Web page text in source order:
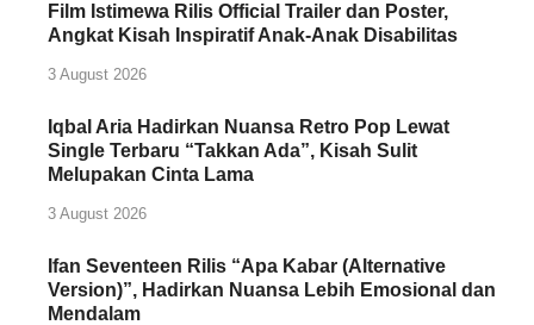
Film Istimewa Rilis Official Trailer dan Poster,
Angkat Kisah Inspiratif Anak-Anak Disabilitas
3 August 2026
Iqbal Aria Hadirkan Nuansa Retro Pop Lewat
Single Terbaru “Takkan Ada”, Kisah Sulit
Melupakan Cinta Lama
3 August 2026
Ifan Seventeen Rilis “Apa Kabar (Alternative
Version)”, Hadirkan Nuansa Lebih Emosional dan
Mendalam